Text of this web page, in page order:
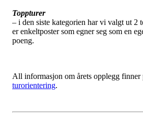
Toppturer
– i den siste kategorien har vi valgt ut
er enkeltposter som egner seg som en
poeng.
All informasjon om årets opplegg finner
turorientering.